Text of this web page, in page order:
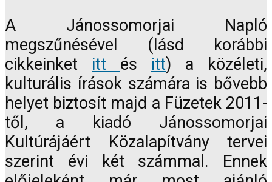
A Jánossomorjai Napló
megszűnésével (lásd korábbi
cikkeinket itt és itt) a közéleti,
kulturális írások számára is bővebb
helyet biztosít majd a Füzetek 2011-
től, a kiadó Jánossomorjai
Kultúrájáért Közalapítvány tervei
szerint évi két számmal. Ennek